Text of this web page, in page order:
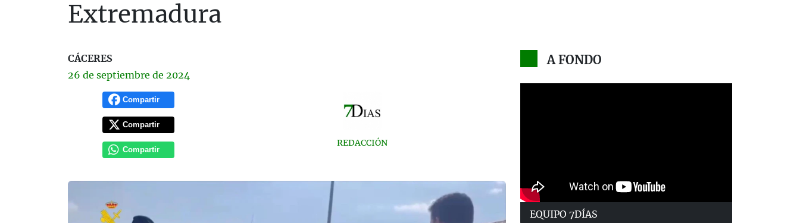
Extremadura
CÁCERES
26 de septiembre de 2024
Compartir
Compartir
Compartir
REDACCIÓN
A FONDO
EQUIPO 7DÍAS